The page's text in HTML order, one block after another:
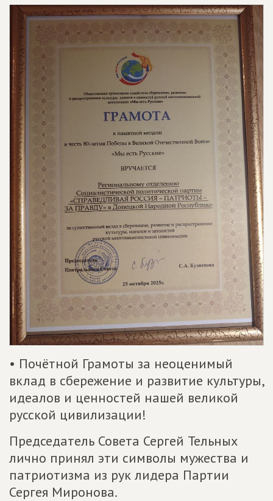
• Почётной Грамоты за неоценимый
вклад в сбережение и развитие культуры,
идеалов и ценностей нашей великой
русской цивилизации!
Председатель Совета Сергей Тельных
лично принял эти символы мужества и
патриотизма из рук лидера Партии
Сергея Миронова.